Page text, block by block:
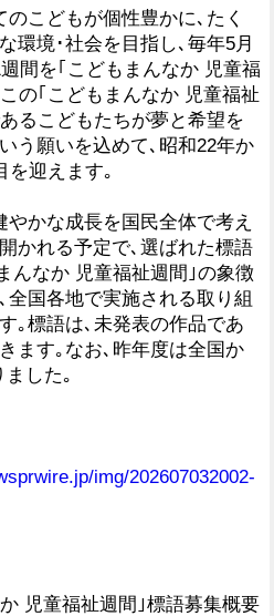
こどもが個性豊かに､たく
環境･社会を目指し､毎年5月
間を｢こどもまんなか 児童福
の｢こどもまんなか 児童福祉
るこどもたちが夢と希望を
う願いを込めて､昭和22年か
を迎えます｡
かな成長を国民全体で考え
かれる予定で､選ばれた標語
んなか 児童福祉週間｣の象徴
全国各地で実施される取り組
｡標語は､未発表の作品であ
ます｡なお､昨年度は全国か
ました｡
img/202607032002-
児童福祉週間｣標語募集概要